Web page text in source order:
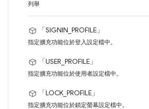
列舉
「SIGNIN_PROFILE」
指定擴充功能位於登入設定檔中。
「USER_PROFILE」
指定擴充功能位於使用者設定檔中。
「LOCK_PROFILE」
指定擴充功能位於鎖定螢幕設定檔中。